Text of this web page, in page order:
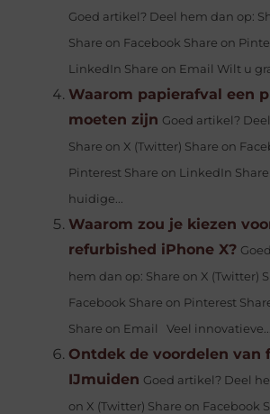
Goed artikel? Deel hem dan op:
Share on Facebook Share on
LinkedIn Share on Email Wilt u
Waarom papierafval een
moeten zijn Goed artikel?
Share on X (Twitter) Share on
Pinterest Share on LinkedIn
huidige...
Waarom zou je kiezen
refurbished iPhone X?
hem dan op: Share on X (Twitter)
Facebook Share on Pinterest
Share on Email Veel innovatieve...
Ontdek de voordelen van
IJmuiden Goed artikel? Deel
on X (Twitter) Share on Facebook